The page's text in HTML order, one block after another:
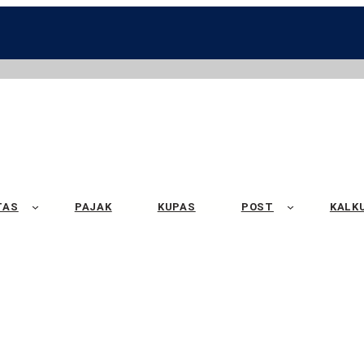
PAJAK KUPAS POST